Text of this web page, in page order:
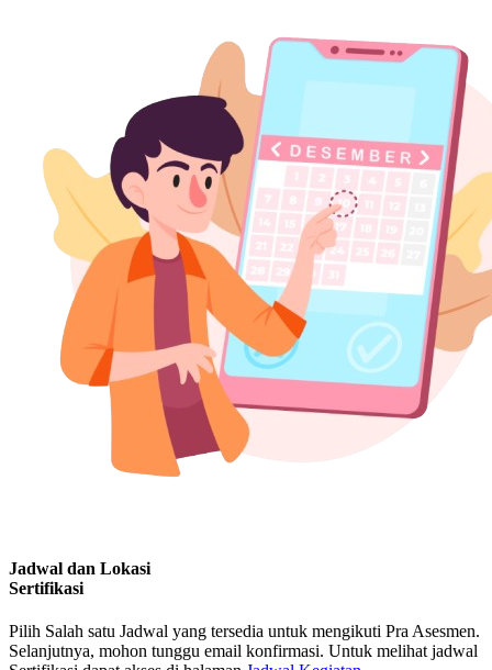
Jadwal dan Lokasi
Sertifikasi
Pilih Salah satu Jadwal yang tersedia untuk mengikuti Pra Asesmen.
Selanjutnya, mohon tunggu email konfirmasi. Untuk melihat jadwal